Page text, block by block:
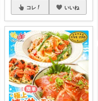
コレ いいね